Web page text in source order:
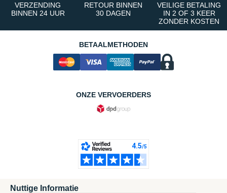
VERZENDING
BINNEN 24 UUR
RETOUR BINNEN
30 DAGEN
VEILIGE BETALING
IN 2 OF 3 KEER
ZONDER KOSTEN
BETAALMETHODEN
ONZE VERVOERDERS
Nuttige Informatie